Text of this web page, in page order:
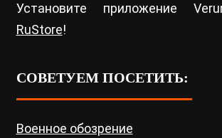
Установите приложение
RuStore!
СОВЕТУЕМ ПОСЕТИТЬ:
Военное обозрение